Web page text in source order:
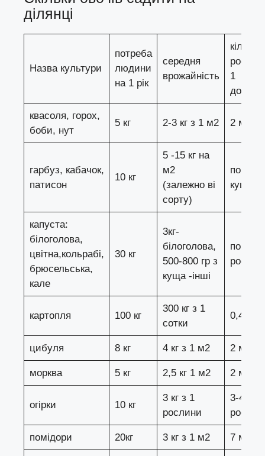
ділянці
Назва культури
потреба
людини
на 1 рік
середня
врожайність
1
квасоля, горох,
боби, нут
5 кг 2-3 кг з 1 м2 2 м2
гарбуз, кабачок,
патисон
10 кг
5 -15 кг на
м2
(залежно ві
сорту)
по1-2
куща
капуста:
білоголова,
цвітна,кольрабі,
брюсельська,
кале
30 кг
3кг-
білоголова,
500-800 гр з
куща -інші
по 10 –
рослин
картопля 100 кг
300 кг з 1
сотки
0,4
цибуля 8 кг 4 кг з 1 м2 2 м2
морква 5 кг 2,5 кг 1 м2 2 м2
огірки 10 кг
3 кг з 1
рослини
3-4
помідори 20кг 3 кг з 1 м2 7 м2